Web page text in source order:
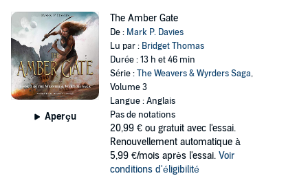
Aperçu
The Amber Gate
De : Mark P. Davies
Lu par : Bridget Thomas
Durée : 13 h et 46 min
Série :The Weavers & Wyrders Saga,
Volume 3
Langue : Anglais
Pas de notations
20,99 € ou gratuit avec l'essai.
Renouvellement automatique à
5,99 €/mois après l'essai. Voir
conditions d'éligibilité